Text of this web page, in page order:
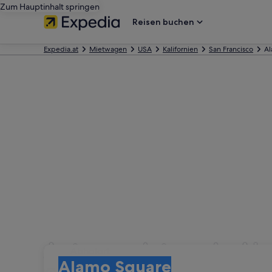
Zum Hauptinhalt springen
Reisen buchen
Expedia.at Mietwagen USA Kalifornien San Francisco
Autovermietung in
Alamo Square